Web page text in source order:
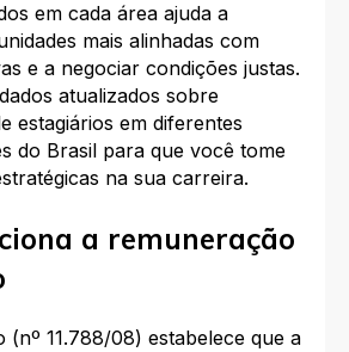
em cada área ajuda a
mais alinhadas com
e a negociar condições justas.
atualizados sobre
estagiários em diferentes
do Brasil para que você tome
na sua carreira.
a remuneração
(nº 11.788/08) estabelece que a